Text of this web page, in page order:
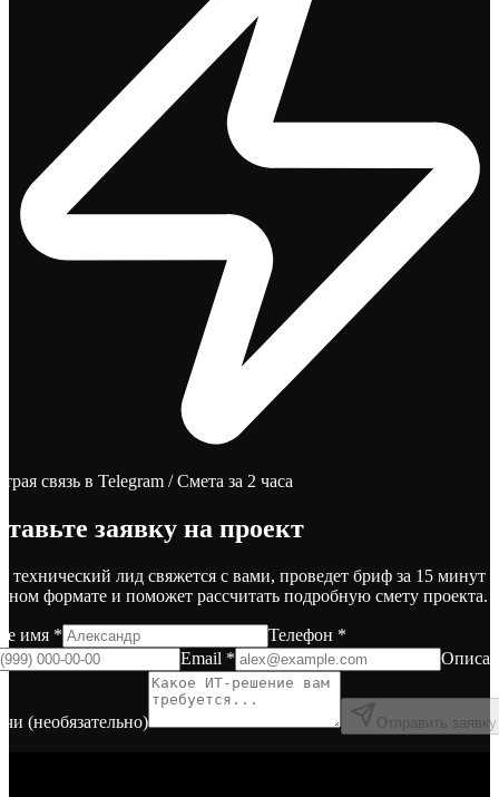
связь в Telegram / Смета за 2 часа
заявку на проект
технический лид свяжется с вами, проведет бриф за 15 минут в
формате и поможет рассчитать подробную смету проекта.
имя *
Телефон *
Email *
(необязательно) Отправить заявку